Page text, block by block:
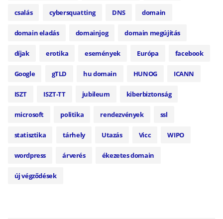
csalás cybersquatting DNS domain
domain eladás domainjog domain megújítás
díjak erotika események Európa facebook
Google gTLD hu domain HUNOG ICANN
ISZT ISZT-TT jubileum kiberbiztonság
microsoft politika rendezvények ssl
statisztika tárhely Utazás Vicc WIPO
wordpress árverés ékezetes domain
új végződések